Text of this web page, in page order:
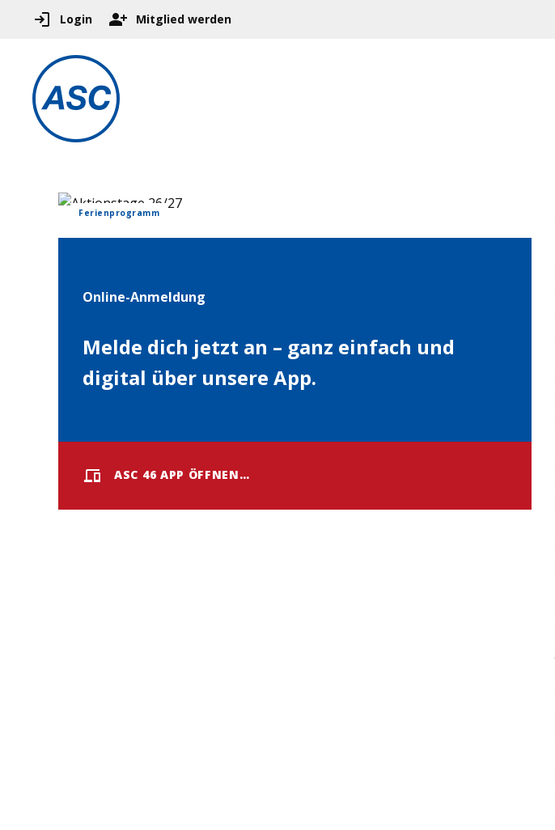
Login Mitglied werden
Ferienprogramm
Online-Anmeldung
Melde dich jetzt an – ganz einfach und
digital über unsere App.
ASC 46 APP ÖFFNEN…